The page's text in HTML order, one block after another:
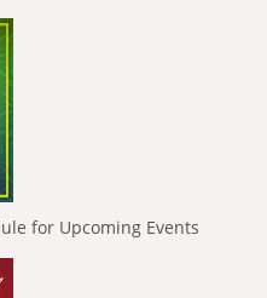
for Upcoming Events